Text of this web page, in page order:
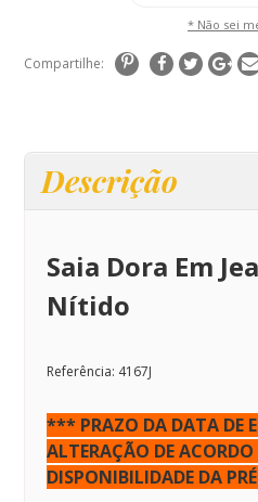
* Não sei
Compartilhe:
Descrição
Saia Dora Em
Nítido
Referência: 4167J
*** PRAZO DA DATA DE
ALTERAÇÃO DE
DISPONIBILIDADE DA